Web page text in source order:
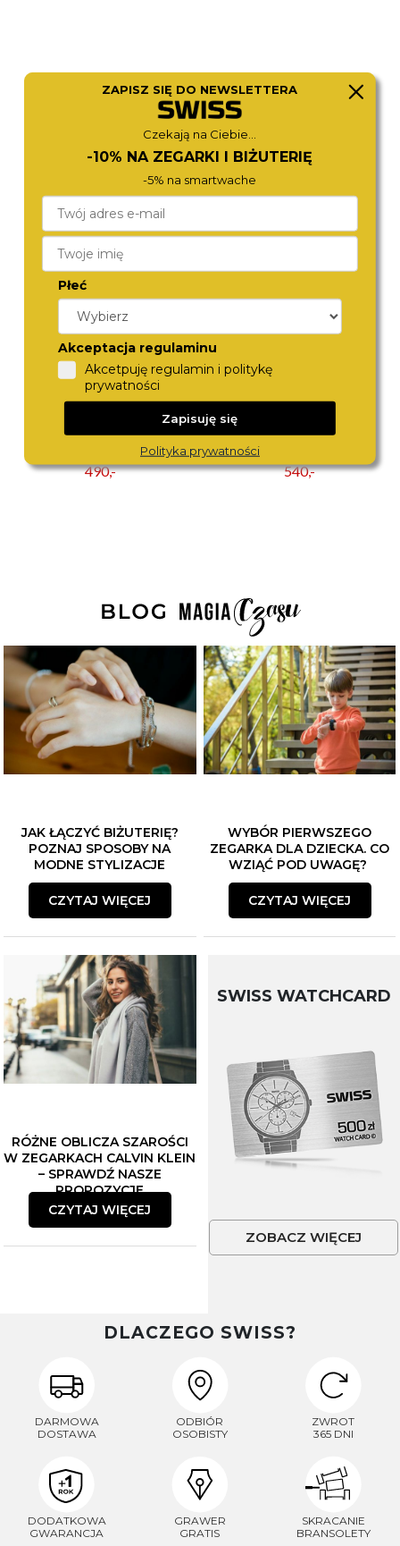
CITIZEN
490,-
ROSEFIELD
540,-
JAK ŁĄCZYĆ BIŻUTERIĘ?
POZNAJ SPOSOBY NA
MODNE STYLIZACJE
CZYTAJ WIĘCEJ
WYBÓR PIERWSZEGO
ZEGARKA DLA DZIECKA. CO
WZIĄĆ POD UWAGĘ?
CZYTAJ WIĘCEJ
RÓŻNE OBLICZA SZAROŚCI
W ZEGARKACH CALVIN KLEIN
– SPRAWDŹ NASZE
PROPOZYCJE
CZYTAJ WIĘCEJ
SWISS WATCHCARD
ZOBACZ WIĘCEJ
DLACZEGO SWISS?
DARMOWA
DOSTAWA
ODBIÓR
OSOBISTY
ZWROT
365 DNI
DODATKOWA
GWARANCJA
GRAWER
GRATIS
SKRACANIE
BRANSOLETY
ZAPISZ SIĘ DO NEWSLETTERA
Czekają na Ciebie...
-10% NA ZEGARKI I BIŻUTERIĘ
-5% na smartwache
Płeć
Akceptacja regulaminu
Akcetpuję regulamin i politykę
prywatności
Zapisuję się
Polityka prywatności